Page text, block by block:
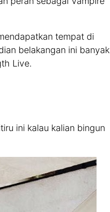
tempat di
belakangan ini banyak
Live.
ini kalau kalian bingun